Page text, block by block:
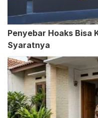
Penyebar Hoaks Bisa
Syaratnya